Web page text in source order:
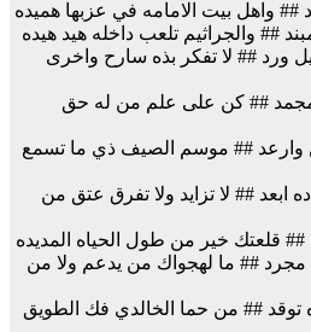
## واهل بيت الامامه في عزبها هميده
## والجراثيم تلعب داخله هيد هيده
ورد ## لا تفكر بذه سارح واخرى
مجمد ## كن على علم من له حق
وارعد ## موسم الصيف ذي ما تسمع
ابعد ## لا تزايد ولا تفرق عتق من
## قلعتك خير من طول الحياه المديده
## ما لهجواك من يدعم ولا من
## من حما الخالدي فك الطويق